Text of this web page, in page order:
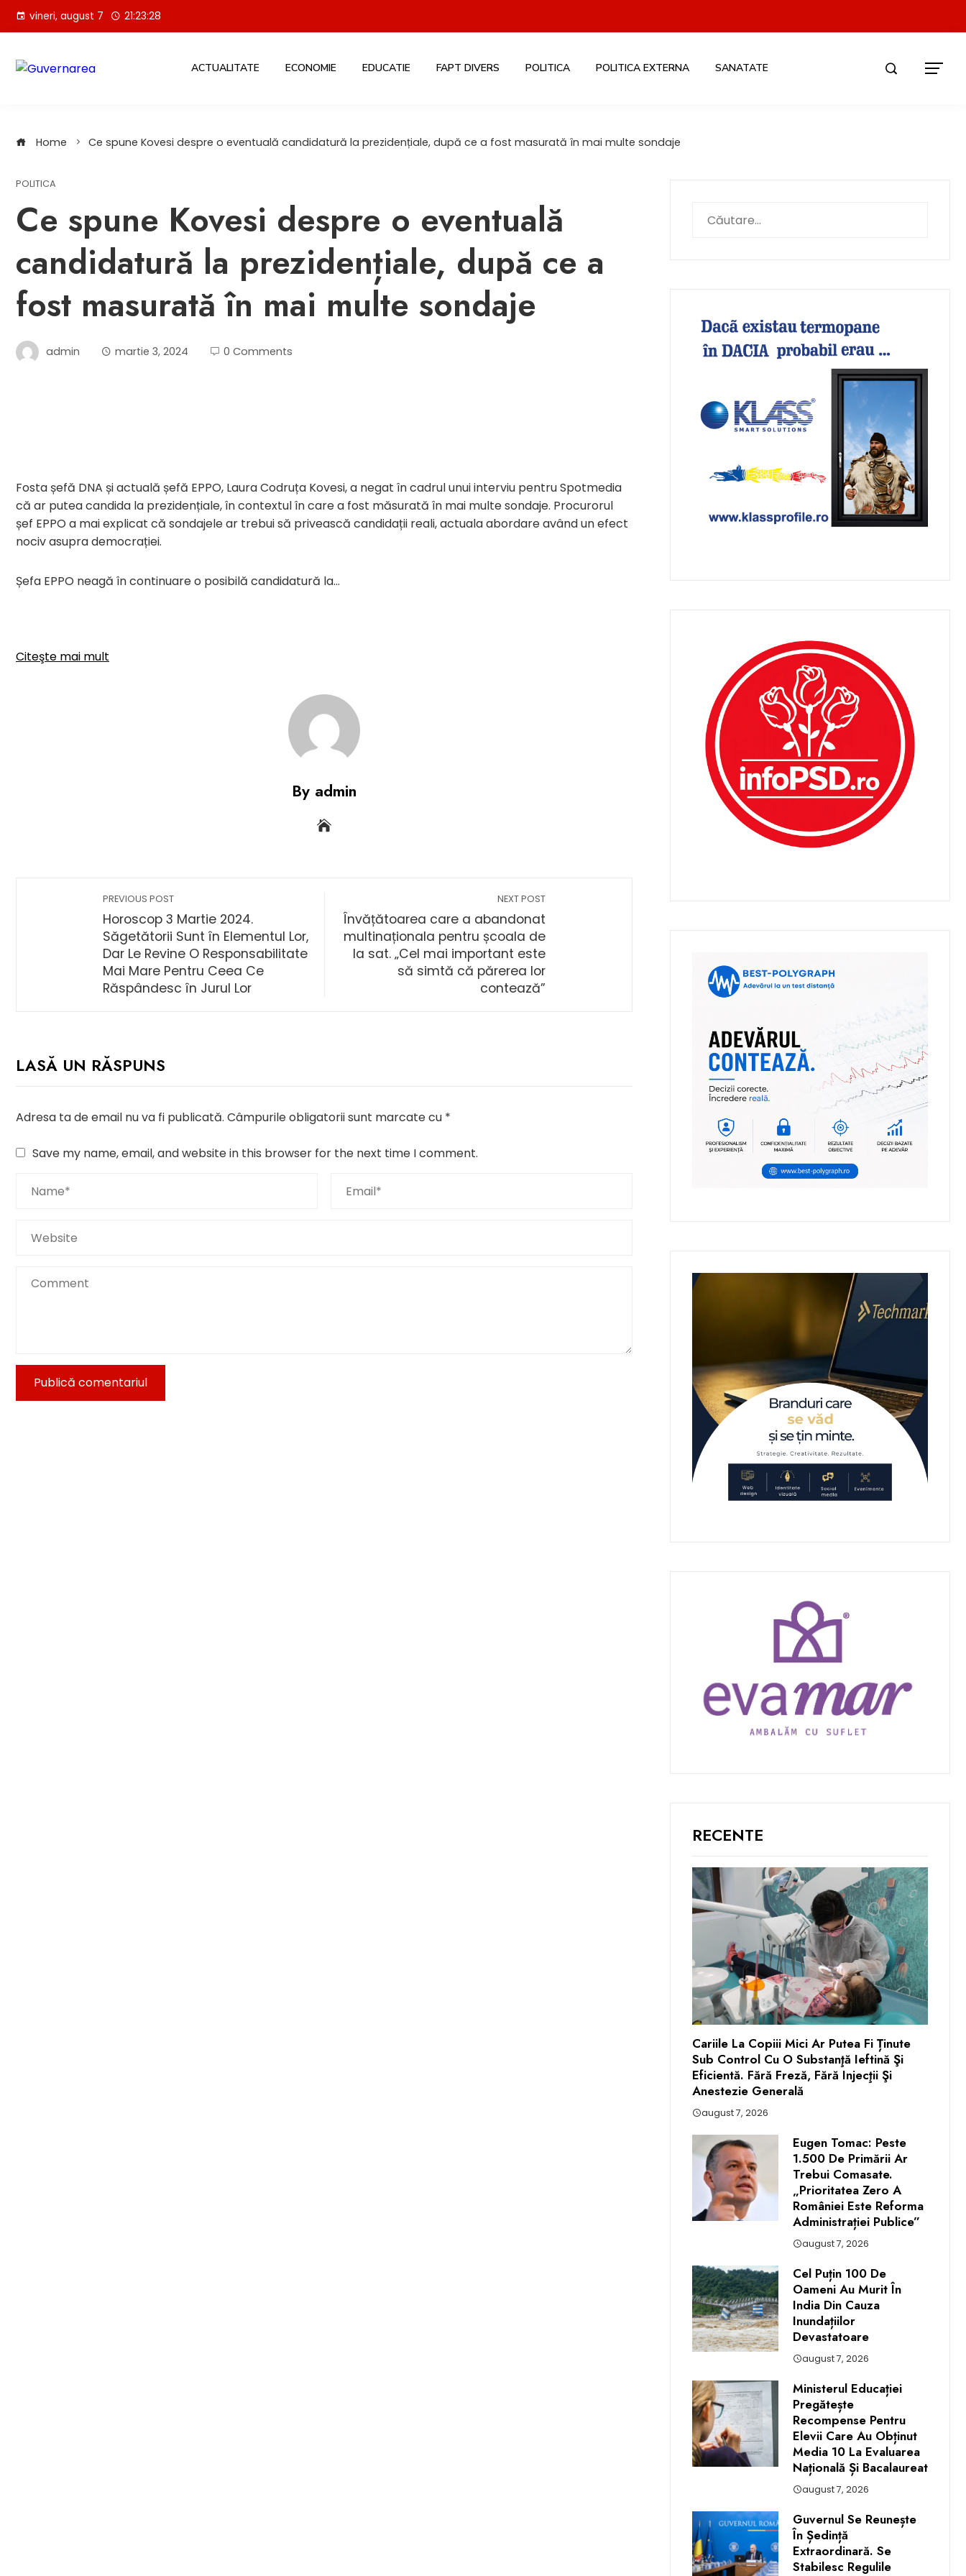
Skip vineri, august 7 21:23:29
ACTUALITATE ECONOMIE EDUCATIE FAPT DIVERS POLITICA POLITICA EXTERNA SANATATE
Home Ce spune Kovesi despre o eventuală candidatură la prezidențiale, după ce a fost masurată în mai multe sondaje
POLITICA
Ce spune Kovesi despre o eventuală
candidatură la prezidențiale, după ce a
fost masurată în mai multe sondaje
admin martie 3, 2024 0 Comments
Fosta șefă DNA și actuală șefă EPPO, Laura Codruța Kovesi, a negat în cadrul unui interviu pentru Spotmedia
că ar putea candida la prezidențiale, în contextul în care a fost măsurată în mai multe sondaje. Procurorul
șef EPPO a mai explicat că sondajele ar trebui să privească candidații reali, actuala abordare având un efect
nociv asupra democrației.
Șefa EPPO neagă în continuare o posibilă candidatură la…
Citeşte mai mult
By admin
PREVIOUS POST
Horoscop 3 Martie 2024.
Săgetătorii Sunt în Elementul Lor,
Dar Le Revine O Responsabilitate
Mai Mare Pentru Ceea Ce
Răspândesc în Jurul Lor
NEXT POST
Învățătoarea care a abandonat
multinaționala pentru școala de
la sat. „Cel mai important este
să simtă că părerea lor
contează”
LASĂ UN RĂSPUNS
Adresa ta de email nu va fi publicată. Câmpurile obligatorii sunt marcate cu *
Save my name, email, and website in this browser for the next time I comment.
după:
RECENTE
Cariile La Copiii Mici Ar Putea Fi Ținute
Sub Control Cu O Substanţă Ieftină Şi
Eficientă. Fără Freză, Fără Injecţii Şi
Anestezie Generală
august 7, 2026
Eugen Tomac: Peste
1.500 De Primării Ar
Trebui Comasate.
„Prioritatea Zero A
României Este Reforma
Administrației Publice”
august 7, 2026
Cel Puțin 100 De
Oameni Au Murit În
India Din Cauza
Inundațiilor
Devastatoare
august 7, 2026
Ministerul Educației
Pregătește
Recompense Pentru
Elevii Care Au Obținut
Media 10 La Evaluarea
Națională Și Bacalaureat
august 7, 2026
Guvernul Se Reunește
În Ședință
Extraordinară. Se
Stabilesc Regulile